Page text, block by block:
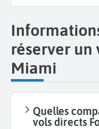
réserver un
Miami
Quelles
vols directs